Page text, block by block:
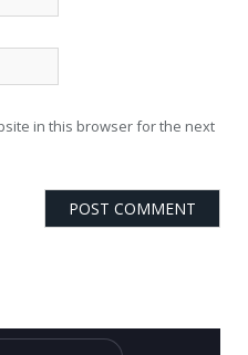
in this browser for the next